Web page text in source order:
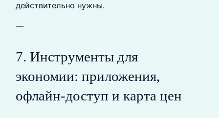
действительно нужны.
—
7. Инструменты для
экономии: приложения,
офлайн-доступ и карта цен